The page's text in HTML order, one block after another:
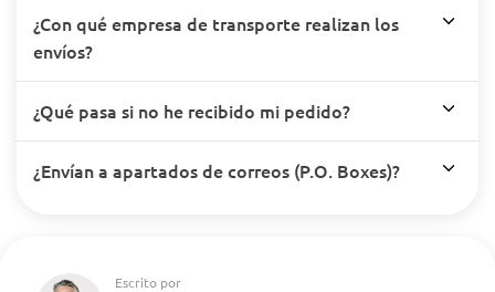
¿Con qué empresa de transporte realizan los
envíos?
¿Qué pasa si no he recibido mi pedido?
¿Envían a apartados de correos (P.O. Boxes)?
Escrito por